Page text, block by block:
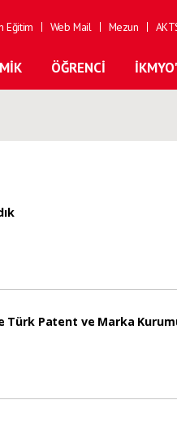
Eğitim Web Mail Mezun
ÖĞRENCI
Türk Patent ve Marka